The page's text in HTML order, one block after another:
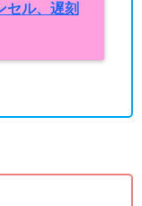
セル、遅刻